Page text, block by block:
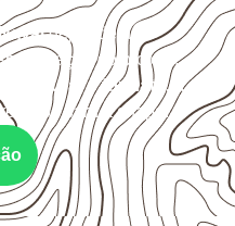
depende do
do projeto.
espessura, o formato, a
para a chapa.